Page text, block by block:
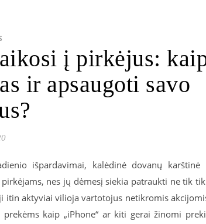
į pirkėjus:
ir apsaugoti savo
išpardavimai, kalėdinė dovanų karštinė
nes jų dėmesį siekia patraukti ne tik
itin aktyviai vilioja vartotojus netikromis
kaip „iPhone“ ar kiti gerai žinomi